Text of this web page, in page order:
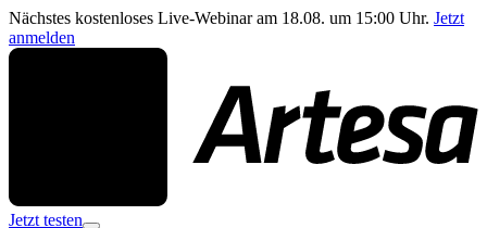
Nächstes kostenloses Live-Webinar am 18.08. um 15:00 Uhr. Jetzt
anmelden
Jetzt testen